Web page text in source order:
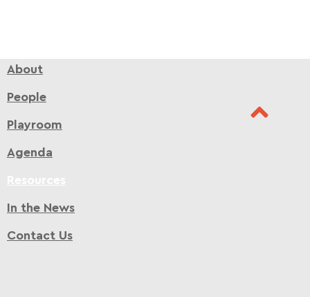
About
People
Playroom
Agenda
In the News
Contact Us